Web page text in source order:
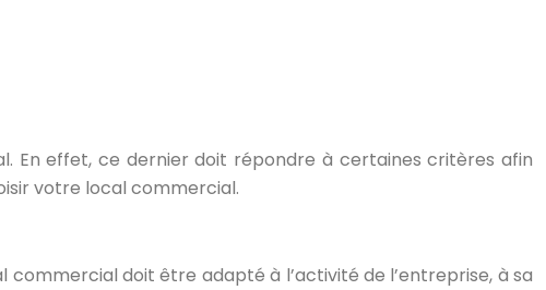
En effet, ce dernier doit répondre à certaines critères afin
votre local commercial.
doit être adapté à l’activité de l’entreprise, à sa